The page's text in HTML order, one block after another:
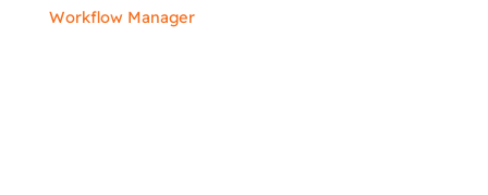
Workflow Manager